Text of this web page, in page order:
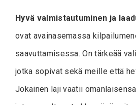
Hyvä valmistautuminen ja
ovat avainasemassa
saavuttamisessa. On tärkeää
jotka sopivat sekä meille että
Jokainen laji vaatii